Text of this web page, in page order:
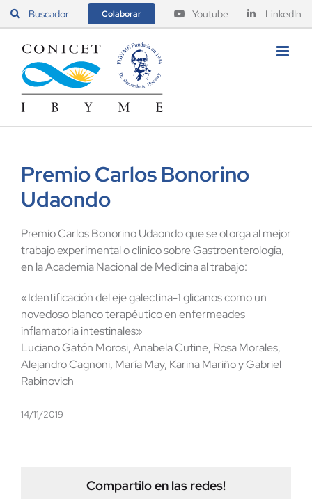
Saltar
contenido
Buscador Colaborar Youtube LinkedIn
Premio Carlos Bonorino
Udaondo
Premio Carlos Bonorino Udaondo que se otorga al mejor
trabajo experimental o clínico sobre Gastroenterología,
en la Academia Nacional de Medicina al trabajo:
«Identificación del eje galectina-1 glicanos como un
novedoso blanco terapéutico en enfermeades
inflamatoria intestinales»
Luciano Gatón Morosi, Anabela Cutine, Rosa Morales,
Alejandro Cagnoni, María May, Karina Mariño y Gabriel
Rabinovich
14/11/2019
Compartilo en las redes!